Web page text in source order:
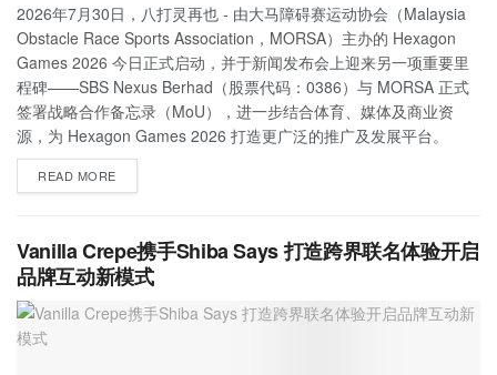
2026年7月30日，八打灵再也 - 由大马障碍赛运动协会（Malaysia
Obstacle Race Sports Association，MORSA）主办的 Hexagon
Games 2026 今日正式启动，并于新闻发布会上迎来另一项重要里
程碑——SBS Nexus Berhad（股票代码：0386）与 MORSA 正式
签署战略合作备忘录（MoU），进一步结合体育、媒体及商业资
源，为 Hexagon Games 2026 打造更广泛的推广及发展平台。
READ MORE
Vanilla Crepe携手Shiba Says 打造跨界联名体验开启
品牌互动新模式